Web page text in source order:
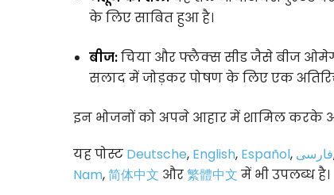
के लिए साबित हुआ है।
बीज:चिया और फ्लैक्स सीड जैसे बीज
सलाद में जोड़कर पोषण के लिए एक
इन भोजनों को अपने आहार में शामिल करके
यह पोस्ट Deutsche, English, Español, فارسی
Nam,简体中文 और繁體中文 में भी उपलब्ध है।